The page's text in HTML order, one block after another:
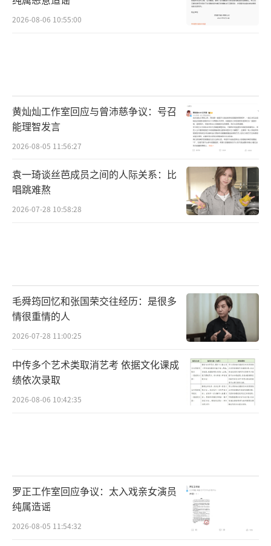
2026-08-06 10:55:00
黄灿灿工作室回应与曾沛慈争议：号召
能理智发言
2026-08-05 11:56:27
袁一琦谈丝芭成员之间的人际关系：比
唱跳难熬
2026-07-28 10:58:28
毛舜筠回忆和张国荣交往经历：是很多
情很重情的人
2026-07-28 11:00:25
中传多个艺术类取消艺考 依据文化课成
绩依次录取
2026-08-06 10:42:35
罗正工作室回应争议：太入戏亲女演员
纯属造谣
2026-08-05 11:54:32